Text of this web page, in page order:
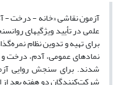
آزمون نقاشی «خانه - درخت -
علمی در تأیید ویژگی‏های